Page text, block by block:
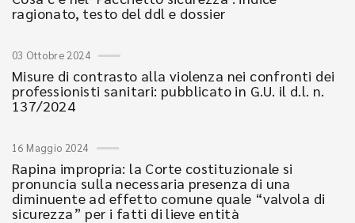
ragionato, testo del ddl e dossier
03 Ottobre 2024
Misure di contrasto alla violenza nei confronti dei
professionisti sanitari: pubblicato in G.U. il d.l. n.
137/2024
16 Maggio 2024
Rapina impropria: la Corte costituzionale si
pronuncia sulla necessaria presenza di una
diminuente ad effetto comune quale “valvola di
sicurezza” per i fatti di lieve entità